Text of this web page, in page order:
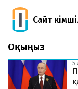
Сайт
Оқыңыз
5